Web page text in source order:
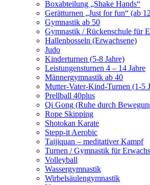
Boxabteilung „Shake Hands“
Gerätturnen „Just for fun“ (ab
Gymnastik ab 50
Gymnastik / Rückenschule für
Hallenbosseln (Erwachsene)
Judo
Kinderturnen (5-8 Jahre)
Leistungensturnen 4 – 14 Jahre
Männergymnastik ab 40
Mutter-Vater-Kind-Turnen (1-5
Prellball 40plus
Qi Gong (Ruhe durch
Rope Skipping
Shotokan Karate
Stepp-it Aerobic
Taijiquan – meditativer Kampf
Turnen / Gymnastik für
Volleyball
Wassergymnastik
Wirbelsäulengymnastik